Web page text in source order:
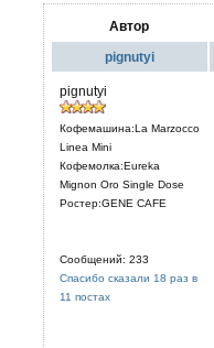
Автор
pignutyi
pignutyi
Кофемашина:La Marzocco
Linea Mini
Кофемолка:Eureka
Mignon Oro Single Dose
Ростер:GENE CAFE
Сообщений: 233
Спасибо сказали 18 раз в
11 постах